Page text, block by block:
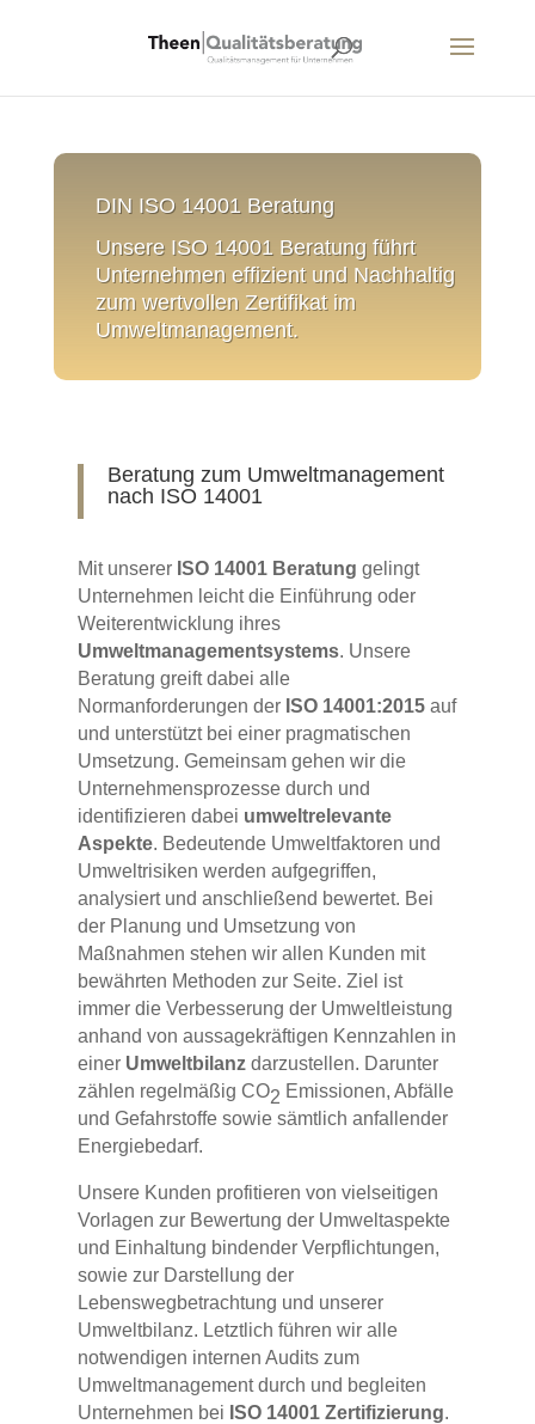
DIN ISO 14001 Beratung
Unsere ISO 14001 Beratung führt
Unternehmen effizient und Nachhaltig
zum wertvollen Zertifikat im
Umweltmanagement.
Beratung zum Umweltmanagement
nach ISO 14001
Mit unserer ISO 14001 Beratung gelingt
Unternehmen leicht die Einführung oder
Weiterentwicklung ihres
Umweltmanagementsystems. Unsere
Beratung greift dabei alle
Normanforderungen der ISO 14001:2015auf
und unterstützt bei einer pragmatischen
Umsetzung. Gemeinsam gehen wir die
Unternehmensprozesse durch und
identifizieren dabei umweltrelevante
Aspekte. Bedeutende Umweltfaktoren und
Umweltrisiken werden aufgegriffen,
analysiert und anschließend bewertet. Bei
der Planung und Umsetzung von
Maßnahmen stehen wir allen Kunden mit
bewährten Methoden zur Seite. Ziel ist
immer die Verbesserung der Umweltleistung
anhand von aussagekräftigen Kennzahlen in
einer Umweltbilanzdarzustellen. Darunter
zählen regelmäßig CO2 Emissionen, Abfälle
und Gefahrstoffe sowie sämtlich anfallender
Energiebedarf.
Unsere Kunden profitieren von vielseitigen
Vorlagen zur Bewertung der Umweltaspekte
und Einhaltung bindender Verpflichtungen,
sowie zur Darstellung der
Lebenswegbetrachtung und unserer
Umweltbilanz. Letztlich führen wir alle
notwendigen internen Audits zum
Umweltmanagement durch und begleiten
Unternehmen bei ISO 14001 Zertifizierung.